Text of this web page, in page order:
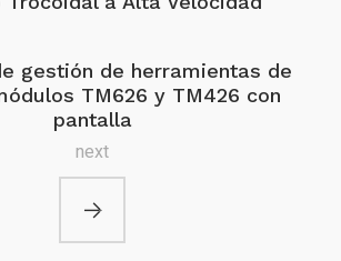
gestión de herramientas de
TM626 y TM426 con
pantalla
next